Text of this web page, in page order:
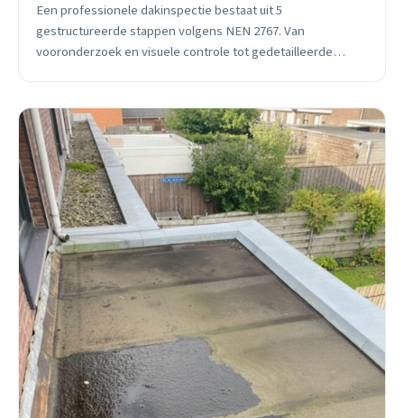
Een professionele dakinspectie bestaat uit 5
gestructureerde stappen volgens NEN 2767. Van
vooronderzoek en visuele controle tot gedetailleerde